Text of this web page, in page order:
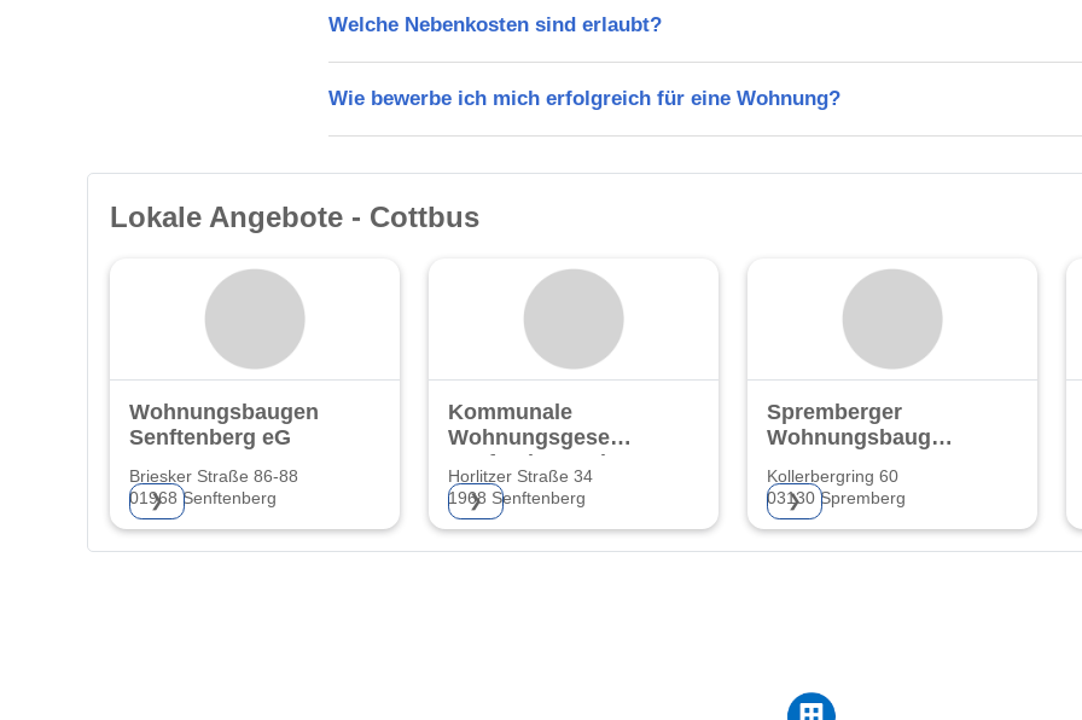
Welche Nebenkosten sind erlaubt?
Wie bewerbe ich mich erfolgreich für eine Wohnung?
Lokale Angebote - Cottbus
Wohnungsbaugenossenschaft
Senftenberg eG
Briesker Straße 86-88
01968 Senftenberg
❯
Kommunale
Wohnungsgesellschaft
Senftenberg mbH
Horlitzer Straße 34
1968 Senftenberg
❯
Spremberger
Wohnungsbaugenossenschaft
Kollerbergring 60
03130 Spremberg
❯